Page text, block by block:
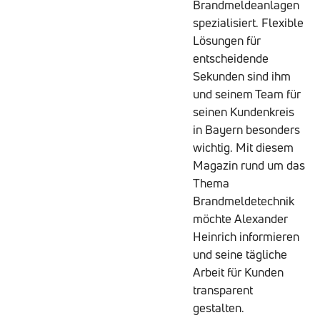
Brandmeldeanlagen
spezialisiert. Flexible
Lösungen für
entscheidende
Sekunden sind ihm
und seinem Team für
seinen Kundenkreis
in Bayern besonders
wichtig. Mit diesem
Magazin rund um das
Thema
Brandmeldetechnik
möchte Alexander
Heinrich informieren
und seine tägliche
Arbeit für Kunden
transparent
gestalten.